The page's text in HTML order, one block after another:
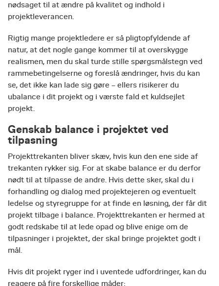
nødsaget til at ændre på kvalitet og indhold i
projektleverancen.
Rigtig mange projektledere er så pligtopfyldende af
natur, at det nogle gange kommer til at overskygge
realismen, men du skal turde stille spørgsmålstegn ved
rammebetingelserne og foreslå ændringer, hvis du kan
se, det ikke kan lade sig gøre – ellers risikerer du
ubalance i dit projekt og i værste fald et kuldsejlet
projekt.
Genskab balance i projektet ved
tilpasning
Projekttrekanten bliver skæv, hvis kun den ene side af
trekanten rykker sig. For at skabe balance er du derfor
nødt til at tilpasse de andre. Hvis dette sker, skal du i
forhandling og dialog med projektejeren og eventuelt
ledelse og styregruppe for at finde en løsning, der får dit
projekt tilbage i balance. Projekttrekanten er hermed at
godt redskabe til at lede opad og blive enige om de
tilpasninger i projektet, der skal bringe projektet godt i
mål.
Hvis dit projekt ryger ind i uventede udfordringer, kan du
reagere på fire forskellige måder: